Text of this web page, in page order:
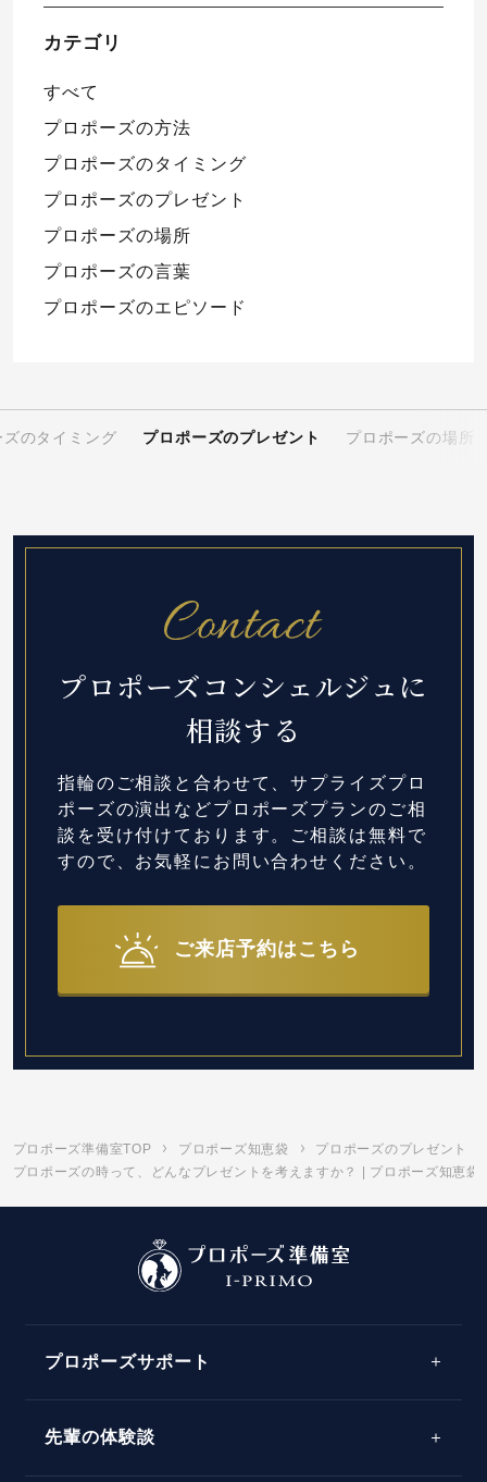
カテゴリ
すべて
プロポーズの方法
プロポーズのタイミング
プロポーズのプレゼント
プロポーズの場所
プロポーズの言葉
プロポーズのエピソード
のタイミング プロポーズのプレゼント プロポーズの場所
プロポーズコンシェルジュに
相談する
指輪のご相談と合わせて、サプライズプロ
ポーズの演出などプロポーズプランのご相
談を受け付けております。 ご相談は無料で
すので、お気軽にお問い合わせください。
ご来店予約はこちら
プロポーズ準備室TOP プロポーズ知恵袋
プロポーズのプレゼント
プロポーズの時って、どんなプレゼントを考えますか？ | プロポーズ知恵袋
プロポーズサポート
先輩の体験談